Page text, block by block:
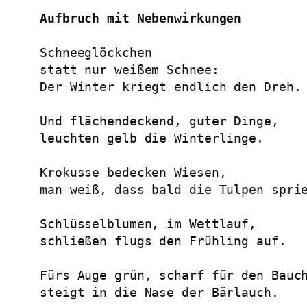
Aufbruch mit Nebenwirkungen
Schneeglöckchen
statt nur weißem Schnee:
Der Winter kriegt endlich den Dreh.
Und flächendeckend, guter Dinge,
leuchten gelb die Winterlinge.
Krokusse bedecken Wiesen,
man weiß, dass bald die Tulpen
Schlüsselblumen, im Wettlauf,
schließen flugs den Frühling auf.
Fürs Auge grün, scharf für den
steigt in die Nase der Bärlauch.